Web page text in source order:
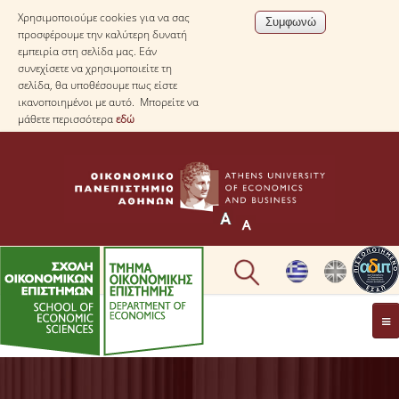
Χρησιμοποιούμε cookies για να σας
προσφέρουμε την καλύτερη δυνατή
εμπειρία στη σελίδα μας. Εάν
συνεχίσετε να χρησιμοποιείτε τη
σελίδα, θα υποθέσουμε πως είστε
ικανοποιημένοι με αυτό. Μπορείτε να
μάθετε περισσότεραεδώ
ΤΟ TΜΗΜΑ